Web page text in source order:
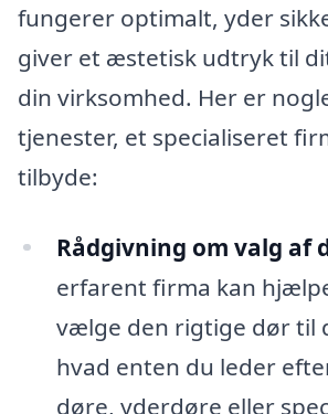
fungerer optimalt, yder
giver et æstetisk udtryk til
din virksomhed. Her er
tjenester, et specialiseret
tilbyde:
Rådgivning om valg af
erfarent firma kan
vælge den rigtige dør til
hvad enten du leder
døre, yderdøre eller